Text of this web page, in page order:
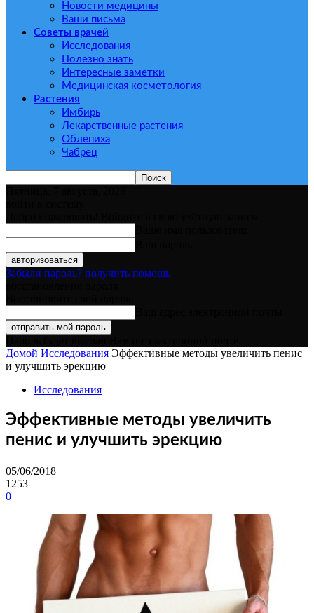
Новости медицины
Ваши письма
Советы врачей
Исследования
Полезно знать
Интересные заметки
Медицинская косметология
Растения
Имбирь
Лекарственные растения
Облепиха
Чабрец
Забыли пароль? получить помощь
Домой Исследования Эффективные методы увеличить пенис
и улучшить эрекцию
Исследования
Эффективные методы увеличить
пенис и улучшить эрекцию
05/06/2018
1253
0